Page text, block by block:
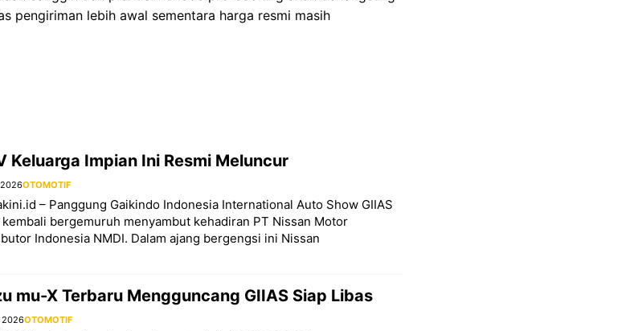
pengiriman lebih awal sementara harga resmi masih
Keluarga Impian Ini Resmi Meluncur
2026OTOMOTIF
– Panggung Gaikindo Indonesia International Auto Show GIIAS
bergemuruh menyambut kehadiran PT Nissan Motor
Indonesia NMDI. Dalam ajang bergengsi ini Nissan
mu-X Terbaru Mengguncang GIIAS Siap Libas
2026OTOMOTIF